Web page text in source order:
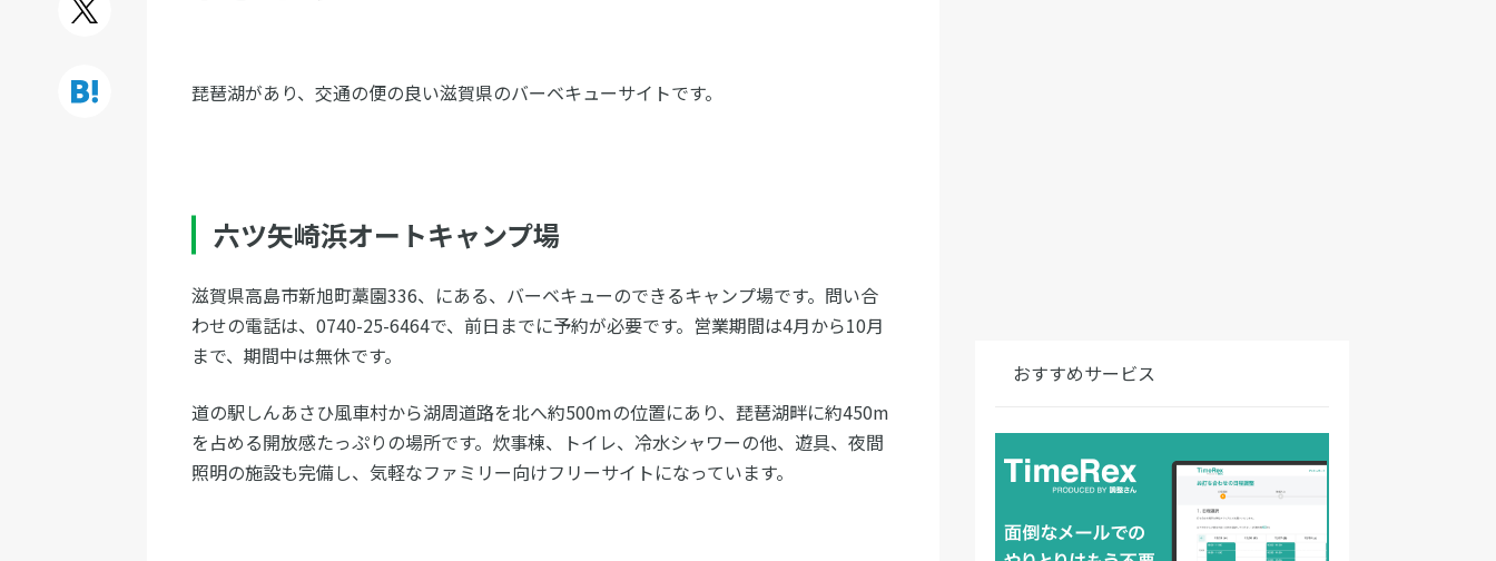
琵琶湖があり、交通の便の良い滋賀県のバーベキューサイトです。
六ツ矢崎浜オートキャンプ場
滋賀県高島市新旭町藁園336、にある、バーベキューのできるキャンプ場です。問い合
わせの電話は、0740-25-6464で、前日までに予約が必要です。営業期間は4月から10月
まで、期間中は無休です。
道の駅しんあさひ風車村から湖周道路を北へ約500mの位置にあり、琵琶湖畔に約450m
を占める開放感たっぷりの場所です。炊事棟、トイレ、冷水シャワーの他、遊具、夜間
照明の施設も完備し、気軽なファミリー向けフリーサイトになっています。
おすすめサービス